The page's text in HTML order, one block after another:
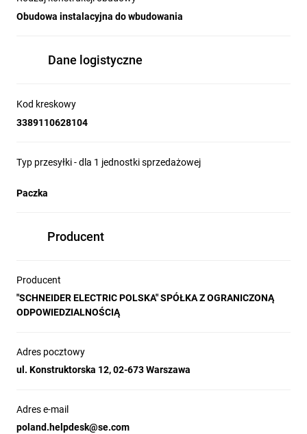
Obudowa instalacyjna do wbudowania
Dane logistyczne
Kod kreskowy
3389110628104
Typ przesyłki - dla 1 jednostki sprzedażowej
Paczka
Producent
Producent
"SCHNEIDER ELECTRIC POLSKA" SPÓŁKA Z OGRANICZONĄ
ODPOWIEDZIALNOŚCIĄ
Adres pocztowy
ul. Konstruktorska 12, 02-673 Warszawa
Adres e-mail
poland.helpdesk@se.com